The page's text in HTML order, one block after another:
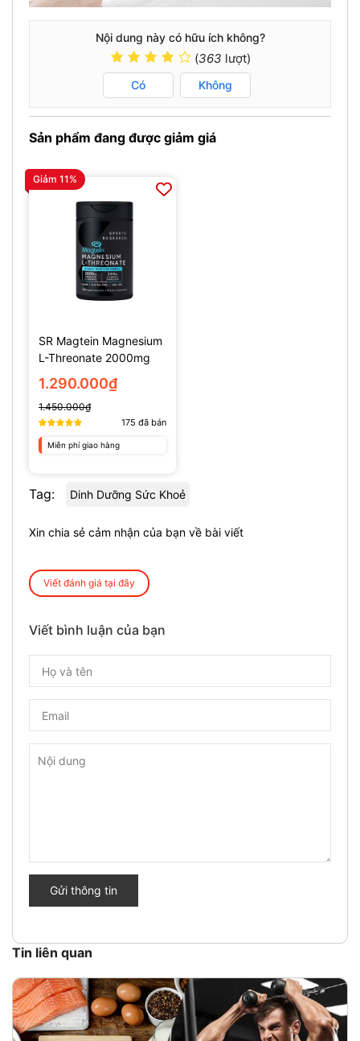
Nội dung này có hữu ích không?
(363 lượt)
Có Không
Sản phẩm đang được giảm giá
Giảm 11%
SR Magtein Magnesium
L-Threonate 2000mg
(135 Viên)
1.290.000₫
1.450.000₫
175 đã bán
Miễn phí giao hàng
Tag: Dinh Dưỡng Sức Khoẻ
Xin chia sẻ cảm nhận của bạn về bài viết
Viết đánh giá tại đây
Viết bình luận của bạn
Gửi thông tin
Tin liên quan